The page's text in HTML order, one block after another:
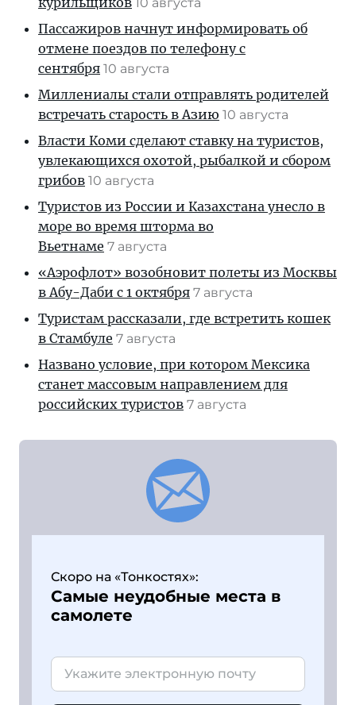
Пассажиров начнут информировать об
отмене поездов по телефону с
сентября 10 августа
Миллениалы стали отправлять родителей
встречать старость в Азию 10 августа
Власти Коми сделают ставку на туристов,
увлекающихся охотой, рыбалкой и сбором
грибов 10 августа
Туристов из России и Казахстана унесло в
море во время шторма во
Вьетнаме 7 августа
«Аэрофлот» возобновит полеты из Москвы
в Абу-Даби с 1 октября 7 августа
Туристам рассказали, где встретить кошек
в Стамбуле 7 августа
Названо условие, при котором Мексика
станет массовым направлением для
российских туристов 7 августа
Скоро на «Тонкостях»:
Самые неудобные места в
самолете